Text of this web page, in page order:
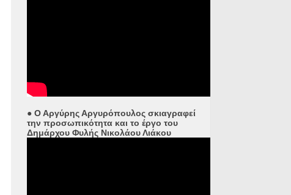
● Ο Αργύρης Αργυρόπουλος σκιαγραφεί
την προσωπικότητα και το έργο του
Δημάρχου Φυλής Νικολάου Λιάκου